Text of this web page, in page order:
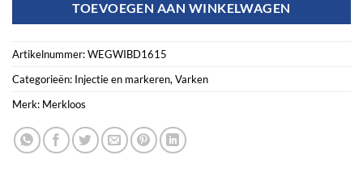
TOEVOEGEN AAN WINKELWAGEN
Artikelnummer:WEGWIBD1615
Categorieën: Injectie en markeren, Varken
Merk: Merkloos